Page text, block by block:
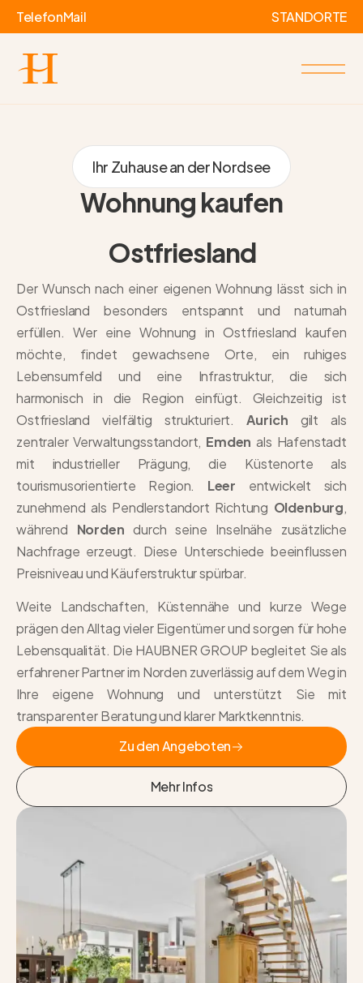
TelefonMail STANDORTE
Ihr Zuhause an der Nordsee
Wohnung kaufen
Ostfriesland
Der Wunsch nach einer eigenen Wohnung lässt sich in
Ostfriesland besonders entspannt und naturnah
erfüllen. Wer eine Wohnung in Ostfriesland kaufen
möchte, findet gewachsene Orte, ein ruhiges
Lebensumfeld und eine Infrastruktur, die sich
harmonisch in die Region einfügt. Gleichzeitig ist
Ostfriesland vielfältig strukturiert.Aurich gilt als
zentraler Verwaltungsstandort, Emden als Hafenstadt
mit industrieller Prägung, die Küstenorte als
tourismusorientierte Region. Leer entwickelt sich
zunehmend als Pendlerstandort Richtung Oldenburg,
während Norden durch seine Inselnähe zusätzliche
Nachfrage erzeugt. Diese Unterschiede beeinflussen
Preisniveau und Käuferstruktur spürbar.
Weite Landschaften, Küstennähe und kurze Wege
prägen den Alltag vieler Eigentümer und sorgen für hohe
Lebensqualität. Die HAUBNER GROUP begleitet Sie als
erfahrener Partner im Norden zuverlässig auf dem Weg in
Ihre eigene Wohnung und unterstützt Sie mit
transparenter Beratung und klarer Marktkenntnis.
Zu den Angeboten
Mehr Infos